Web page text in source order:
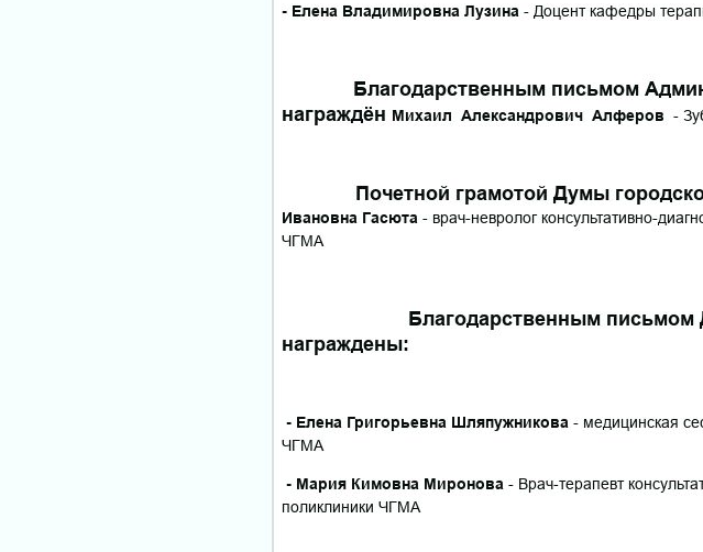
- Елена Владимировна Лузина - Доцент кафедры
Благодарственным письмом
награждён Михаил Александрович Алферов -
Почетной грамотой Думы
Ивановна Гасюта - врач-невролог консультативно-
ЧГМА
Благодарственным письмом Думы
награждены:
- Елена Григорьевна Шляпужникова - медицинская
ЧГМА
- Мария Кимовна Миронова - Врач-терапевт
поликлиники ЧГМА